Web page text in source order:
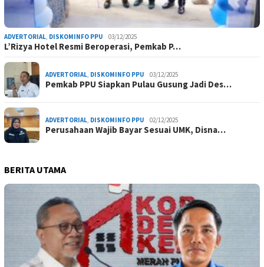
ADVERTORIAL, DISKOMINFO PPU 03/12/2025
L’Rizya Hotel Resmi Beroperasi, Pemkab P…
ADVERTORIAL, DISKOMINFO PPU 03/12/2025
Pemkab PPU Siapkan Pulau Gusung Jadi Des…
ADVERTORIAL, DISKOMINFO PPU 02/12/2025
Perusahaan Wajib Bayar Sesuai UMK, Disna…
BERITA UTAMA